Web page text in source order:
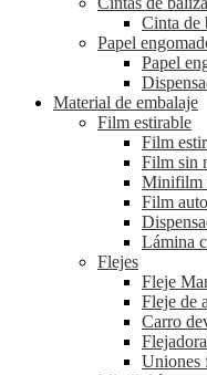
Cinta de
Papel
Papel
Material de embalaje
Film estirable
Film
Film sin
Minifilm
Film
Lámina
Flejes
Fleje
Fleje de
Carro
Uniones